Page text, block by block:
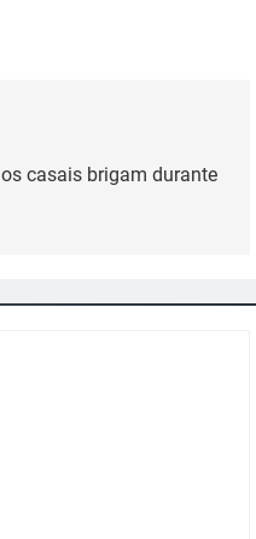
casais brigam durante